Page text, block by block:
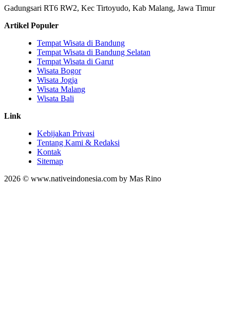
Gadungsari RT6 RW2, Kec Tirtoyudo, Kab Malang, Jawa Timur
Artikel Populer
Tempat Wisata di Bandung
Tempat Wisata di Bandung Selatan
Tempat Wisata di Garut
Wisata Bogor
Wisata Jogja
Wisata Malang
Wisata Bali
Link
Kebijakan Privasi
Tentang Kami & Redaksi
Kontak
Sitemap
2026 © www.nativeindonesia.com by Mas Rino